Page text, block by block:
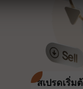
สเปรดเริ่
ความเร็วใ
ในการเท
Loprais น
โลกของก
สร้างแรงบั
หมายที่ทะเ
โบนัสสูงสุด